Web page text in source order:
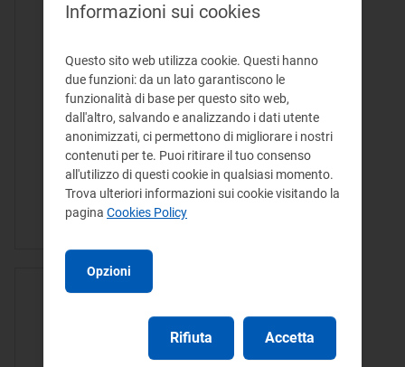
recante “Adozione del primo
degli inte
Con il presente provvedimento si
autorizza Csea all'erogazione della quota
conclusiva di finanziamento per la
realizzazione dell'intervento n. 11 del
Primo stralcio del Piano Nazionale
Acquedotti di…
Erogazione di una quota di
finanziamento per la
Informazioni sui cookies
Questo sito web utilizza cookie. Questi hanno
due funzioni: da un lato garantiscono le
funzionalità di base per questo sito web,
dall'altro, salvando e analizzando i dati utente
anonimizzati, ci permettono di migliorare i nostri
contenuti per te. Puoi ritirare il tuo consenso
all'utilizzo di questi cookie in qualsiasi momento.
Trova ulteriori informazioni sui cookie visitando la
pagina Cookies Policy
Opzioni
Rifiuta Accetta